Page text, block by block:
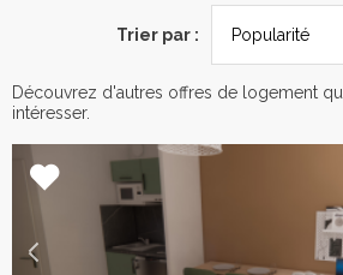
Trier par :
Découvrez d'autres offres de logement
intéresser.